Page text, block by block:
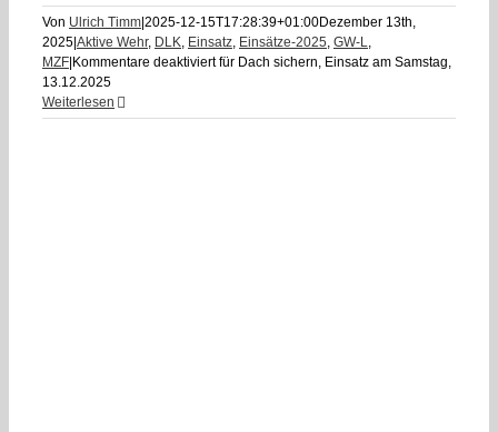
Von Ulrich Timm 2025-12-15T17:28:39+01:00Dezember 13th,
2025 Aktive Wehr, DLK, Einsatz, Einsätze-2025, GW-L,
MZF Kommentare deaktiviertfür Dach sichern, Einsatz am Samstag,
13.12.2025
Weiterlesen